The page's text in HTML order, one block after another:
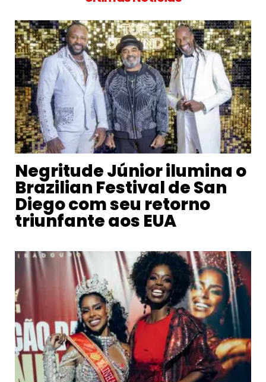
Negritude Júnior ilumina o
Brazilian Festival de San
Diego com seu retorno
triunfante aos EUA